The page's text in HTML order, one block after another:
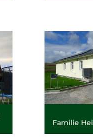
Familie